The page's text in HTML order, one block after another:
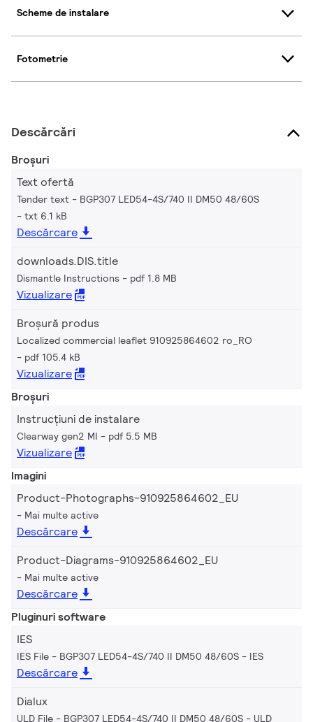
Scheme de instalare
Fotometrie
Descărcări
Broșuri
Text ofertă
Tender text - BGP307 LED54-4S/740 II DM50 48/60S
txt 6.1 kB
Descărcare
downloads.DIS.title
Dismantle Instructions pdf 1.8 MB
Vizualizare
Broșură produs
Localized commercial leaflet 910925864602 ro_RO
pdf 105.4 kB
Vizualizare
Broșuri
Instrucțiuni de instalare
Clearway gen2 MI pdf 5.5 MB
Vizualizare
Imagini
Product-Photographs-910925864602_EU
Mai multe active
Descărcare
Product-Diagrams-910925864602_EU
Mai multe active
Descărcare
Pluginuri software
IES
IES File - BGP307 LED54-4S/740 II DM50 48/60S IES
Descărcare
Dialux
ULD File - BGP307 LED54-4S/740 II DM50 48/60S ULD